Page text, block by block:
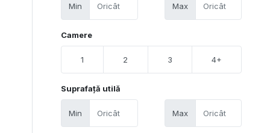
Min Max
Camere
1 2 3 4+
Suprafață utilă
Min Max